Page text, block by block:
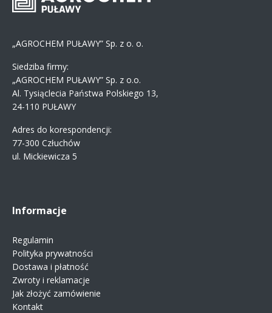
„AGROCHEM PUŁAWY” Sp. z o. o.
Siedziba firmy:
„AGROCHEM PUŁAWY” Sp. z o.o.
Al. Tysiąclecia Państwa Polskiego 13,
24-110 PUŁAWY
Adres do korespondencji:
77-300 Człuchów
ul. Mickiewicza 5
Informacje
Regulamin
Polityka prywatności
Dostawa i płatność
Zwroty i reklamacje
Jak złożyć zamówienie
Kontakt